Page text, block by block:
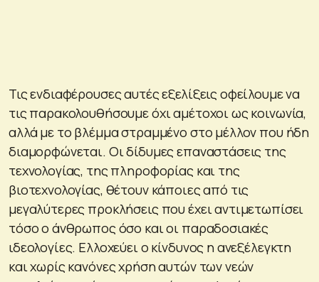
Τις ενδιαφέρουσες αυτές εξελίξεις οφείλουμε να
τις παρακολουθήσουμε όχι αμέτοχοι ως κοινωνία,
αλλά με το βλέμμα στραμμένο στο μέλλον που ήδη
διαμορφώνεται. Οι δίδυμες επαναστάσεις της
τεχνολογίας, της πληροφορίας και της
βιοτεχνολογίας, θέτουν κάποιες από τις
μεγαλύτερες προκλήσεις που έχει αντιμετωπίσει
τόσο ο άνθρωπος όσο και οι παραδοσιακές
ιδεολογίες. Ελλοχεύει ο κίνδυνος η ανεξέλεγκτη
και χωρίς κανόνες χρήση αυτών των νεών